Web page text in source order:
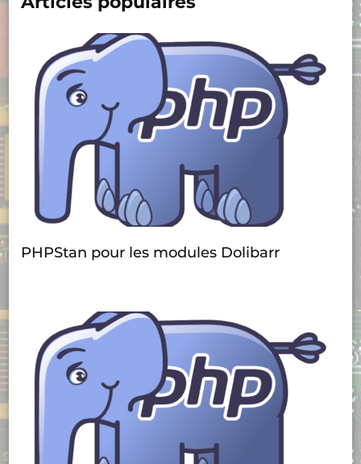
PHPStan pour les modules Dolibarr